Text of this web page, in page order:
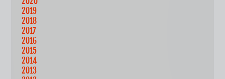
2019
2018
2017
2016
2015
2014
2013